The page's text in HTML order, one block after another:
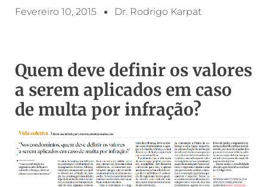
Fevereiro 10, 2015 Dr. Rodrigo Karpat
Quem deve definir os valores
a serem aplicados em caso
de multa por infração?